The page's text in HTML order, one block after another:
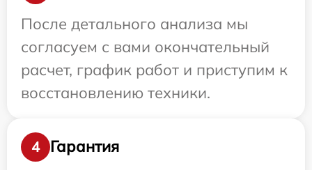
После детального анализа мы
согласуем с вами окончательный
расчет, график работ и приступим к
восстановлению техники.
4
Гарантия